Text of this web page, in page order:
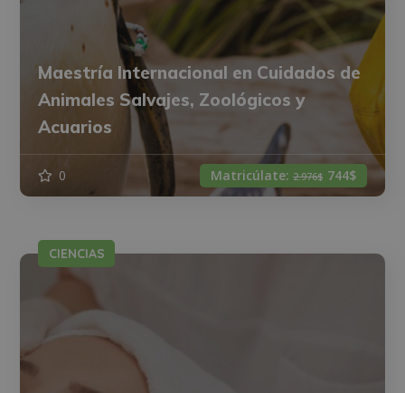
Maestría Internacional en Cuidados de
Animales Salvajes, Zoológicos y
Acuarios
0 Matricúlate: 2.976$ 744$
CIENCIAS